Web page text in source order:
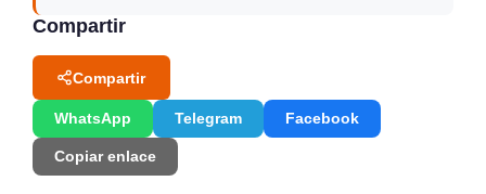
Compartir
Compartir
WhatsApp Telegram Facebook
Copiar enlace